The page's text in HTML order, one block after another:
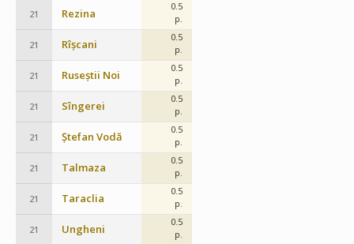
21 Rezina
0.5
p.
21 Rîșcani
0.5
p.
21 Ruseștii Noi
0.5
p.
21 Sîngerei
0.5
p.
21 Ștefan Vodă
0.5
p.
21 Talmaza
0.5
p.
21 Taraclia
0.5
p.
21 Ungheni
0.5
p.